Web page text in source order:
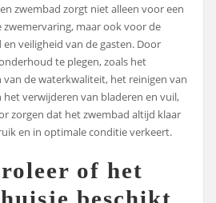
zwembad zorgt niet alleen voor een
zwemervaring, maar ook voor de
en veiligheid van de gasten. Door
te plegen, zoals het
de waterkwaliteit, het reinigen van
het verwijderen van bladeren en vuil,
zorgen dat het zwembad altijd klaar
en in optimale conditie verkeert.
of het